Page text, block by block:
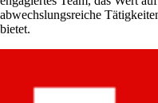
abwechslungsreiche
bietet.